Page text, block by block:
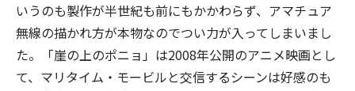
いうのも製作が半世紀も前にもかかわらず、アマチュア
無線の描かれ方が本物なのでつい力が入ってしまいまし
た。「崖の上のポニョ」は2008年公開のアニメ映画とし
て、マリタイム・モービルと交信するシーンは好感のも